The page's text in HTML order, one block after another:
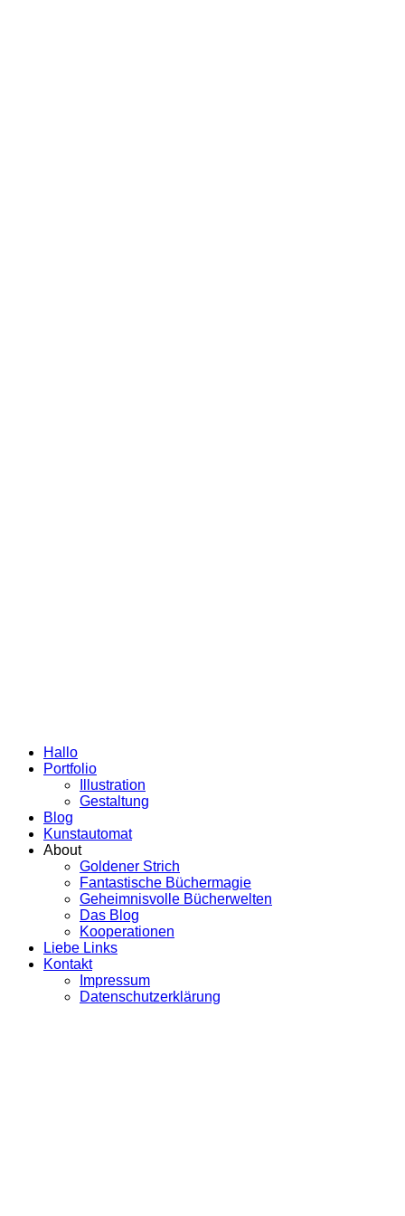
Hallo
Portfolio
Illustration
Gestaltung
Blog
Kunstautomat
About
Goldener Strich
Fantastische Büchermagie
Geheimnisvolle Bücherwelten
Das Blog
Kooperationen
Liebe Links
Kontakt
Impressum
Datenschutzerklärung